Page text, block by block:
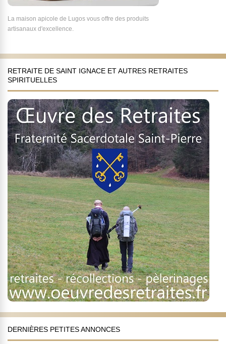
La maison apicole de Lugos vous offre des produits
artisanaux d'excellence.
RETRAITE DE SAINT IGNACE ET AUTRES RETRAITES
SPIRITUELLES
DERNIÈRES PETITES ANNONCES